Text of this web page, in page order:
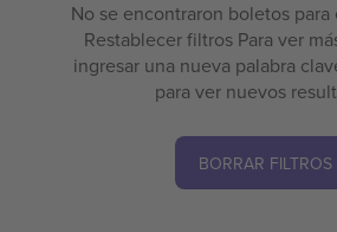
No se encontraron boletos para
Restablecer filtros Para ver
ingresar una nueva palabra
para ver nuevos
BORRAR FILTROS